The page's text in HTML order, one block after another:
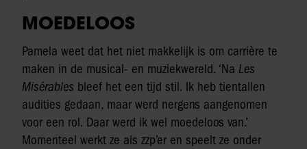
MOEDELOOS
Pamela weet dat het niet makkelijk is om carrière te
maken in de musical- en muziekwereld. ‘Na Les
Misérables bleef het een tijd stil. Ik heb tientallen
audities gedaan, maar werd nergens aangenomen
voor een rol. Daar werd ik wel moedeloos van.’
Momenteel werkt ze als zzp’er en speelt ze onder